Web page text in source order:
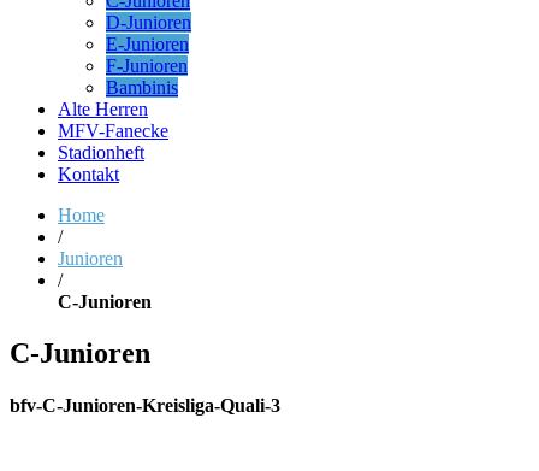
D-Junioren
E-Junioren
F-Junioren
Bambinis
Alte Herren
MFV-Fanecke
Stadionheft
Kontakt
Home
/
Junioren
/
C-Junioren
C-Junioren
bfv-C-Junioren-Kreisliga-Quali-3